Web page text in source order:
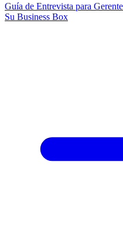
Guía de Entrevista para
Su Business Box